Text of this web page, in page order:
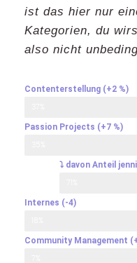
ist das hier nur
Kategorien, du
also nicht
Contenterstellung (+2 %)
Passion Projects (+7 %)​
⤵ davon Anteil
Internes (-4)​
Community Management